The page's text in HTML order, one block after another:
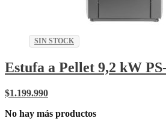
SIN STOCK
Estufa a Pellet 9,2 kW
$1.199.990
No hay más productos